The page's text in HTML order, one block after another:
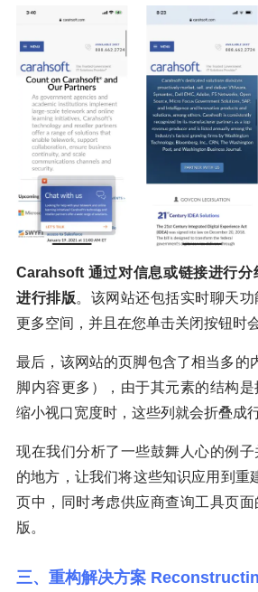
Carahsoft 通过对信息或链接进行分
进行排版。该网站还包括实时聊天
更多空间，并且在您单击关闭按钮时
最后，该网站的页脚包含了相当多的
脚内容更多），由于其元素的结构
缩小视口宽度时，这些列就会折叠成行
现在我们分析了一些鼓舞人心的例
的地方，让我们将这些知识应用到重
页中，同时考虑供应商查询工具页
版。
三、重构解决方案